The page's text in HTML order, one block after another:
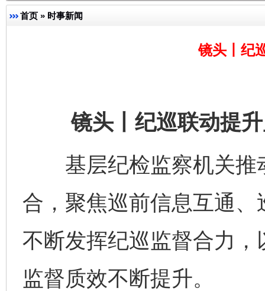
首页 » 时事新闻
镜头丨纪
镜头丨纪巡联动提升
基层纪检监察机关推
合，聚焦巡前信息互通
不断发挥纪巡监督合力，
监督质效不断提升。